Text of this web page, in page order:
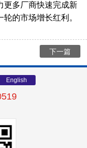
更多厂商快速完成新
的市场增长红利。
下一篇
English